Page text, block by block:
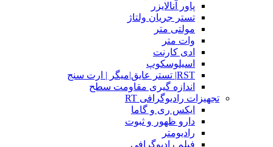
پاور آنالایزر
تستر جریان ولتاژ
مولتی متر
وات متر
ادی کارنت
اسیلوسکوپ
RST| تستر عایق|میگر | ارت سنج
اندازه گیری مقاومت سطح
تجهیزات رادیوگرافی RT
ایکس ری و گاما
دارو ظهور و ثبوت
رادیومتر
فیلم رادیوگرافی